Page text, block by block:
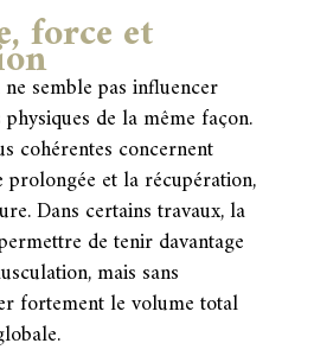
force et
semble pas influencer
de la même façon.
cohérentes concernent
prolongée et la récupération,
Dans certains travaux, la
de tenir davantage
mais sans
fortement le volume total